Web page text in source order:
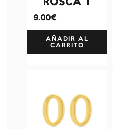
ROSCA T
9.00€
AÑADIR AL
CARRITO